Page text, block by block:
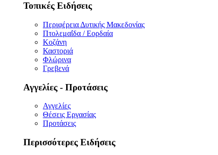
Τοπικές Ειδήσεις
Περιφέρεια Δυτικής Μακεδονίας
Πτολεμαΐδα / Εορδαία
Κοζάνη
Καστοριά
Φλώρινα
Γρεβενά
Αγγελίες - Προτάσεις
Αγγελίες
Θέσεις Εργασίας
Προτάσεις
Περισσότερες Ειδήσεις